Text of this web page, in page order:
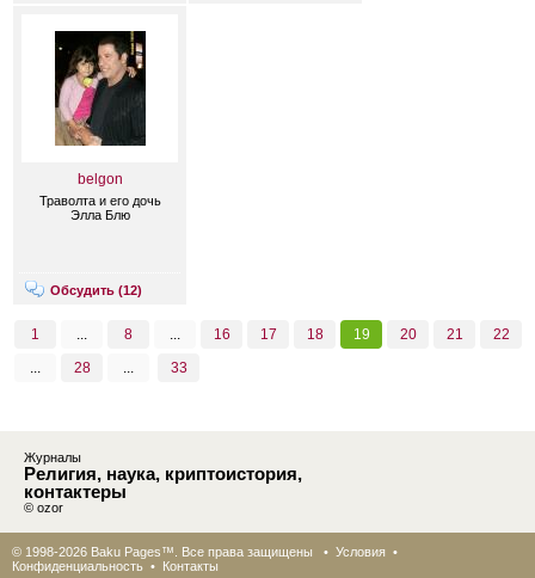
belgon
Траволта и его дочь
Элла Блю
Обсудить (12)
1 ... 8 ... 16 17 18 19 20 21
22
...
28 ... 33
Журналы
Религия, наука, криптоистория,
контактеры
© ozor
© 1998-2026 Baku Pages™. Все права защищены • Условия •
Конфиденциальность • Контакты